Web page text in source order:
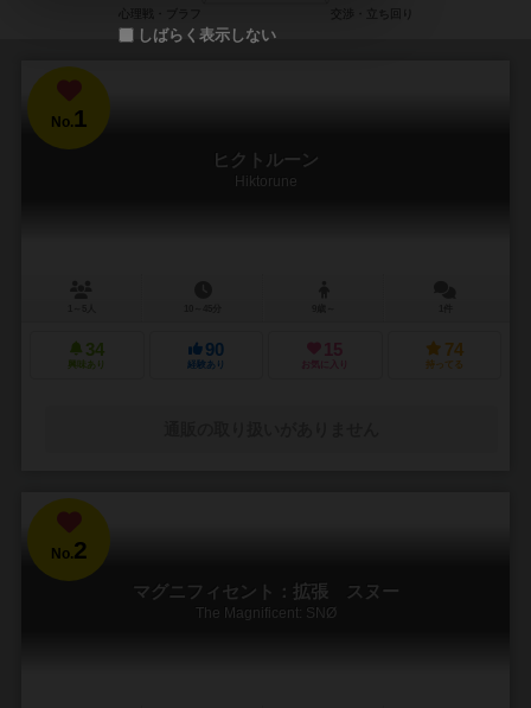
No.1
ヒクトルーン
Hiktorune
34
興味あり
90
経験あり
15
お気に入り
74
持ってる
No.2
マグニフィセント：拡張 スヌー
The Magnificent: SNØ
しばらく表示しない